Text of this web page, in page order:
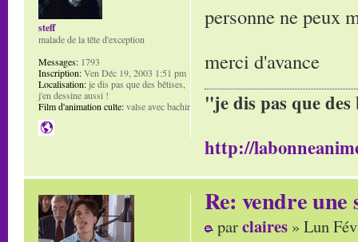
personne ne peux
merci d'avance
"je dis pas que
http://
steff
malade de la tête d'exception
Messages: 1793
Inscription:Ven Déc 19, 2003 1:51 pm
Localisation:je dis pas que des bêtises,
j'en dessine aussi !
Film d'animation culte:valse avec bachir
Re: vendre une
parclaires » Lun